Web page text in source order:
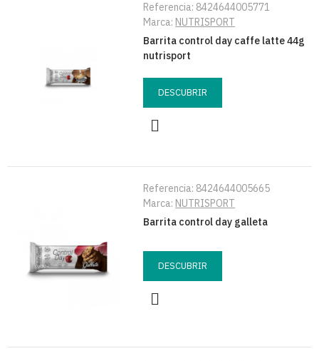
Referencia: 8424644005771
Marca: NUTRISPORT
Barrita control day caffe latte 44g
nutrisport
DESCUBRIR
Referencia: 8424644005665
Marca: NUTRISPORT
Barrita control day galleta
DESCUBRIR